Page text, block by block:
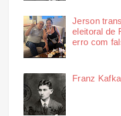
Jerson
eleitoral de
erro com
Franz